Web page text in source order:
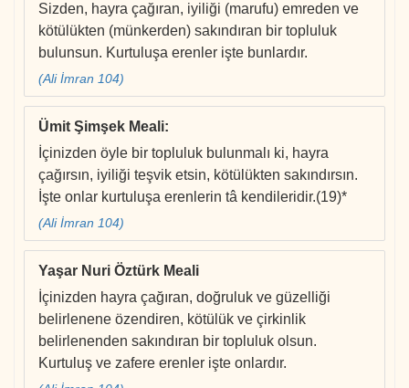
Sizden, hayra çağıran, iyiliği (marufu) emreden ve
kötülükten (münkerden) sakındıran bir topluluk
bulunsun. Kurtuluşa erenler işte bunlardır.
(Ali İmran 104)
Ümit Şimşek Meali:
İçinizden öyle bir topluluk bulunmalı ki, hayra
çağırsın, iyiliği teşvik etsin, kötülükten sakındırsın.
İşte onlar kurtuluşa erenlerin tâ kendileridir.(19)*
(Ali İmran 104)
Yaşar Nuri Öztürk Meali
İçinizden hayra çağıran, doğruluk ve güzelliği
belirlenene özendiren, kötülük ve çirkinlik
belirlenenden sakındıran bir topluluk olsun.
Kurtuluş ve zafere erenler işte onlardır.